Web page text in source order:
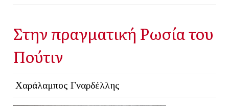
Στην πραγματική Ρωσία του
Πούτιν
Χαράλαμπος Γναρδέλλης